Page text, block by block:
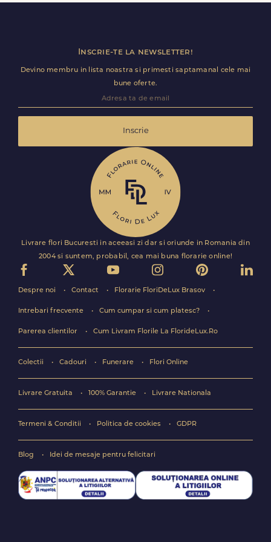
Florile sunt livrate rapid, direct de curierii nostri proprii.
Inscrie-te la newsletter!
Devino membru in lista noastra si primesti saptamanal cele mai
bune oferte.
Inscrie
Livrare flori Bucuresti in aceeasi zi dar si oriunde in Romania din
2004 si suntem, probabil, cea mai buna florarie online!
Despre noi Contact Florarie FloriDeLux Brasov
Intrebari frecvente Cum cumpar si cum platesc?
Parerea clientilor Cum Livram Florile La FlorideLux.Ro
Colectii Cadouri Funerare Flori Online
Livrare Gratuita 100% Garantie Livrare Nationala
Termeni & Conditii Politica de cookies GDPR
Blog Idei de mesaje pentru felicitari